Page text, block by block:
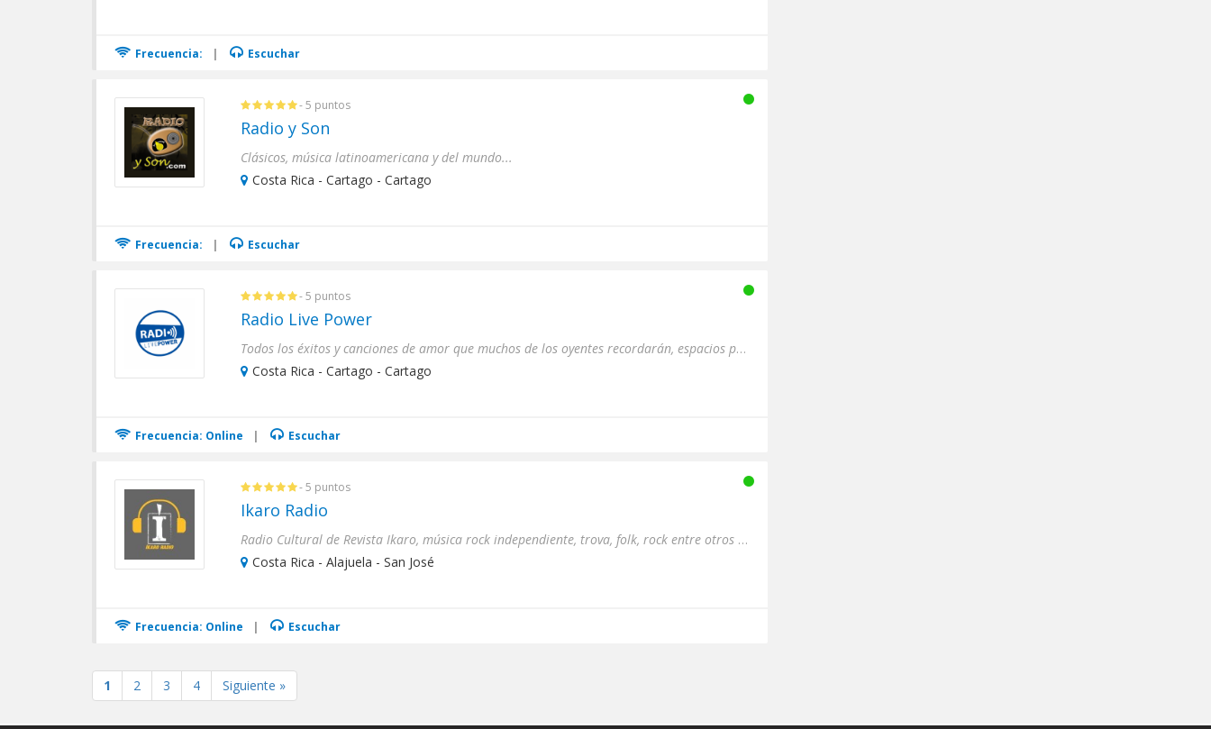
Frecuencia: | Escuchar
- 5 puntos
Radio y Son
Clásicos, música latinoamericana y del mundo...
Costa Rica - Cartago - Cartago
Frecuencia: | Escuchar
- 5 puntos
Radio Live Power
Todos los éxitos y canciones de amor que muchos de los oyentes recordarán, espacios publicitarios y otros programas...
Costa Rica - Cartago - Cartago
Frecuencia: Online | Escuchar
- 5 puntos
Ikaro Radio
Radio Cultural de Revista Ikaro, música rock independiente, trova, folk, rock entre otros sonidos. 50% de la program...
Costa Rica - Alajuela - San José
Frecuencia: Online | Escuchar
1 2 3 4 Siguiente »